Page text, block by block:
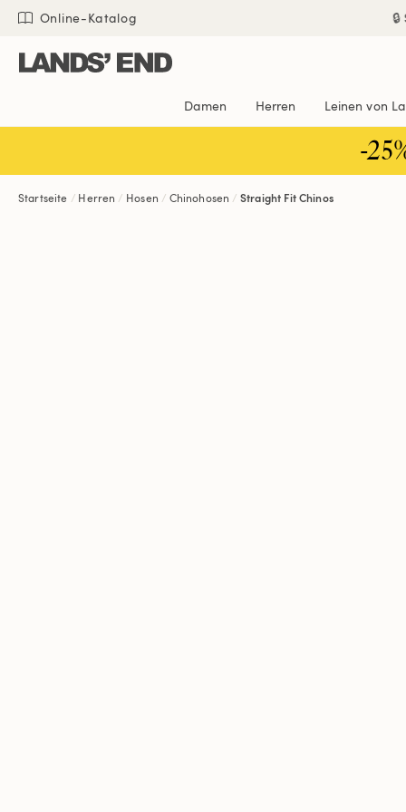
Direkt
Inhalt
Direkt
Navigation
Direkt
Suche
Online-Katalog
Damen Herren Leinen von
-
Startseite Herren Hosen Chinohosen Straight Fit Chinos